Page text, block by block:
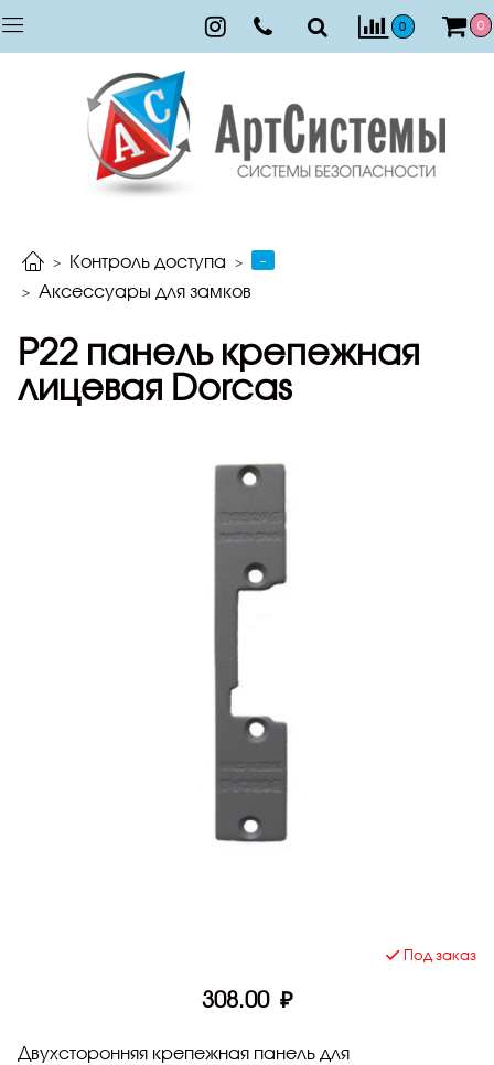
0 0
Контроль доступа
-
Аксессуары для замков
P22 панель крепежная
лицевая Dorcas
Под заказ
308.00 ₽
Двухсторонняя крепежная панель для